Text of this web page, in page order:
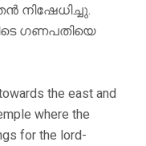
നിഷേധിച്ചു.
ഗണപതിയെ
the east and
where the
for the lord-